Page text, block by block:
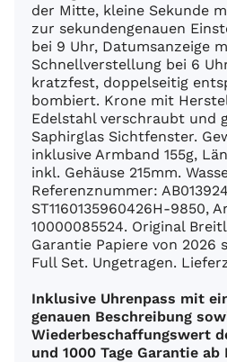
der Mitte, kleine Sekunde
zur sekundengenauen
bei 9 Uhr, Datumsanzeige
Schnellverstellung bei 6
kratzfest, doppelseitig
bombiert. Krone mit
Edelstahl verschraubt und
Saphirglas Sichtfenster.
inklusive Armband 155g,
inkl. Gehäuse 215mm.
Referenznummer:
ST1160135960426H-9850,
10000085524. Original
Garantie Papiere von 2026
Full Set. Ungetragen.
Inklusive Uhrenpass mit
genauen Beschreibung
Wiederbeschaffungswert
und 1000 Tage Garantie